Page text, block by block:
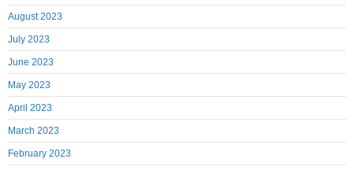
August 2023
July 2023
June 2023
May 2023
April 2023
March 2023
February 2023